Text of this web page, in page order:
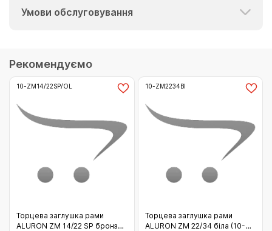
Умови обслуговування
Рекомендуємо
10-ZM14/22SP/OL
Торцева заглушка рами
ALURON ZM 14/22 SP бронза
10-ZM2234BI
Торцева заглушка рами
ALURON ZM 22/34 біла (10-